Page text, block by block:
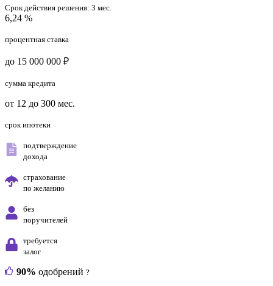
Срок действия решения: 3 мес.
6,24 %
процентная ставка
до 15 000 000 ₽
сумма кредита
от 12 до 300 мес.
срок ипотеки
подтверждение
дохода
страхование
по желанию
без
поручителей
требуется
залог
90% одобрений ?